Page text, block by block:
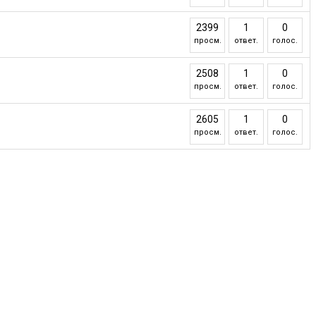
2399
просм.
1
ответ.
0
голос.
2508
просм.
1
ответ.
0
голос.
2605
просм.
1
ответ.
0
голос.